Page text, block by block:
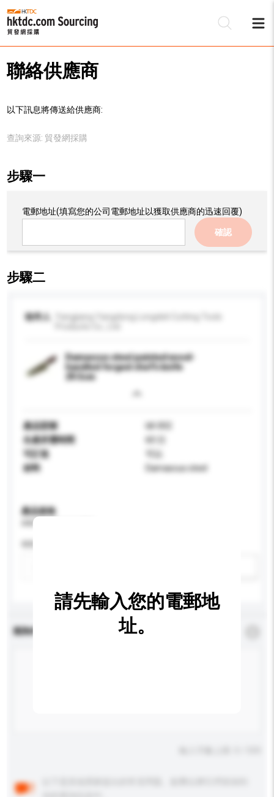
聯絡供應商
以下訊息將傳送給供應商:
查詢來源: 貿發網採購
步驟一
電郵地址(填寫您的公司電郵地址以獲取供應商的迅速回覆)
確認
步驟二
收件人
Yangjiang Yangdong Longdeli Cutting Tools
Damascus steel painted wood-
handled forged chef's knife
29.5cm
產品型號
ldl-002
生產所需時間
60 日
可訂造
可以
材料
Damascus steel
產品規格
查詢內容
請先輸入您的電郵地
址。